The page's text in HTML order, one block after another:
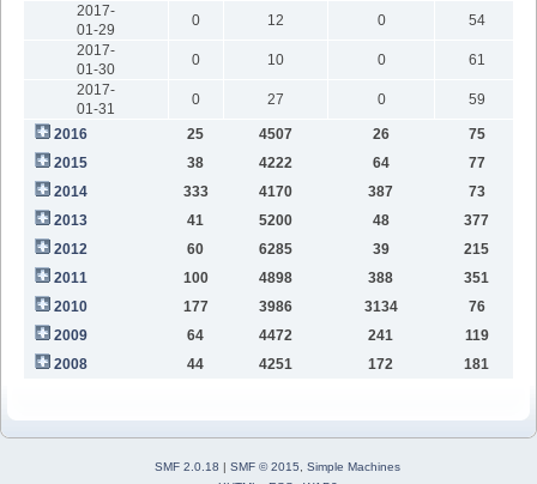
2017-
01-29
0 12 0
54
2017-
01-30
0 10 0
61
2017-
01-31
0 27 0 59
2016 25 4507 26
75
2015
38 4222 64
77
2014
333 4170 387
73
2013
41 5200 48
377
2012
60 6285 39
215
2011
100 4898 388
351
2010
177 3986 3134
76
2009
64 4472 241
119
2008
44 4251 172 181
SMF 2.0.18 | SMF © 2015
Simple Machines